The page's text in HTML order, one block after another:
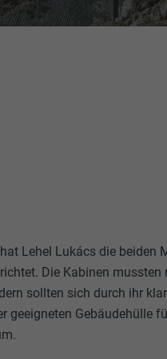
Lehel Lukács die beiden
Die Kabinen
sollten sich durch ihr
geeigneten Gebäudehülle